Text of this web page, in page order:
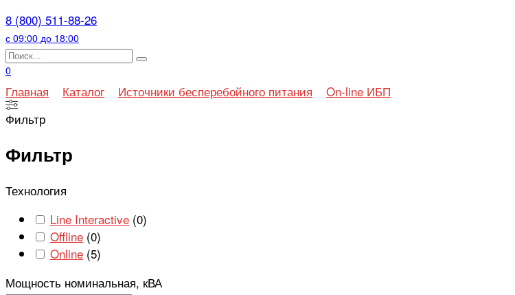
8 (800) 511-88-26
с 09:00 до 18:00
Search
for:
0
Главная Каталог Источники бесперебойного питания
On-line ИБП
Фильтр
Фильтр
Технология
Line Interactive (0)
Offline (0)
Online (5)
Мощность номинальная, кВА